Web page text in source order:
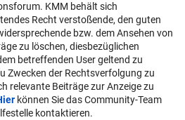
KMM behält sich
Recht verstoßende, den guten
bzw. dem Ansehen von
zu löschen, diesbezüglichen
betreffenden User geltend zu
Zwecken der Rechtsverfolgung zu
relevante Beiträge zur Anzeige zu
können Sie das Community-Team
kontaktieren.